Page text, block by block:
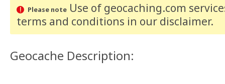
Please noteUse of geocaching.com
terms and conditions in our disclaimer.
Geocache Description: